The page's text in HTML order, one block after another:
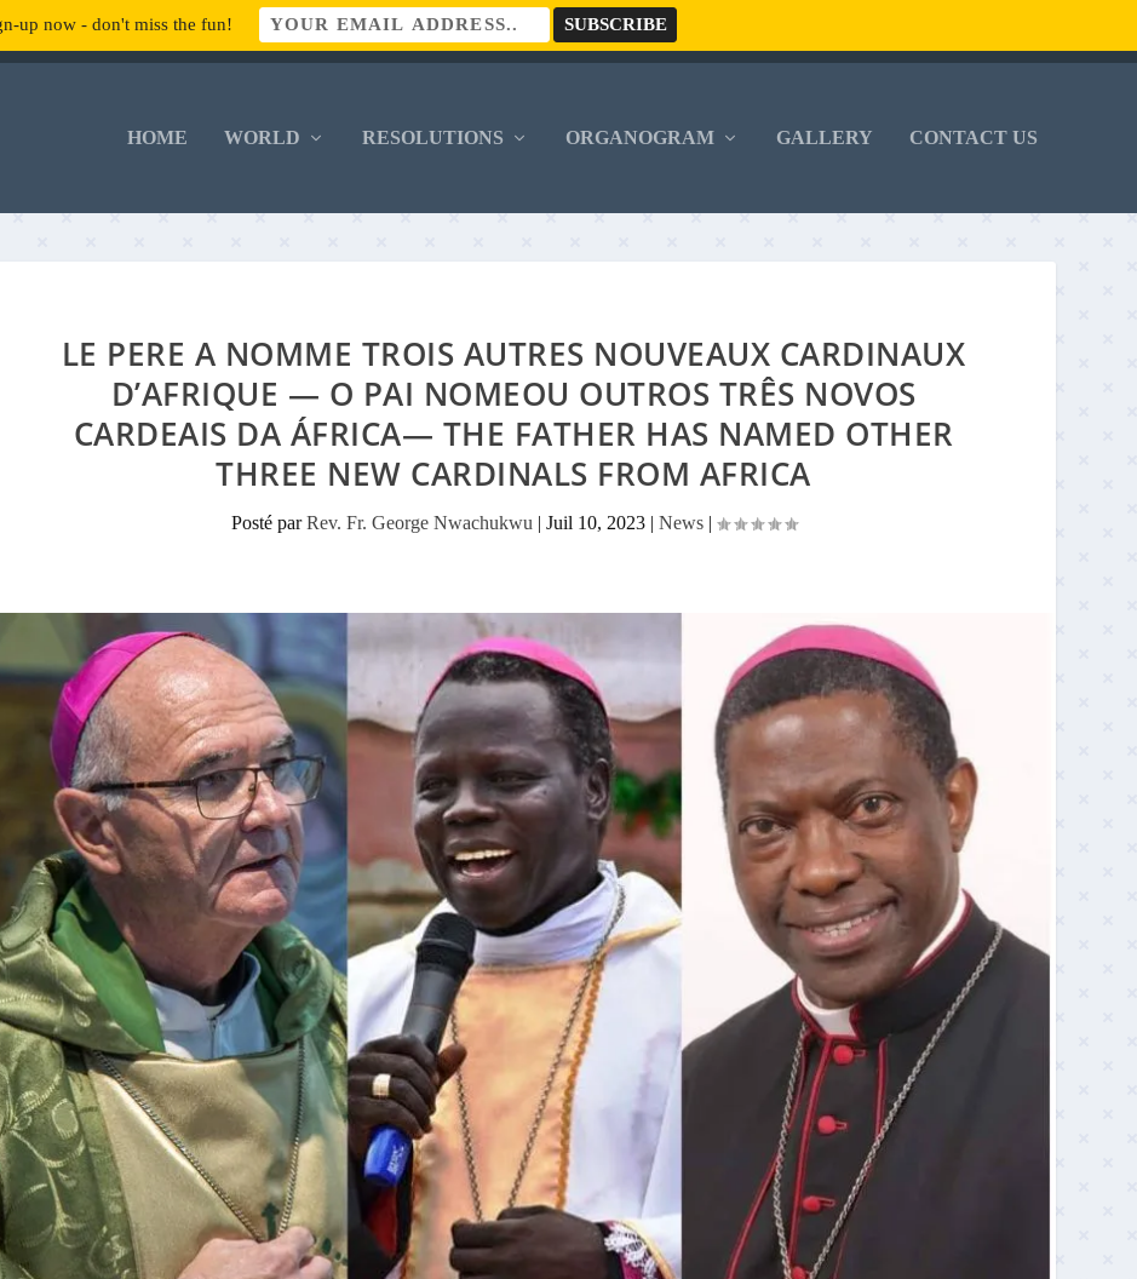
HOME WORLD RESOLUTIONS ORGANOGRAM GALLERY CONTACT US
LE PERE A NOMME TROIS AUTRES NOUVEAUX CARDINAUX
D’AFRIQUE — O PAI NOMEOU OUTROS TRÊS NOVOS
CARDEAIS DA ÁFRICA— THE FATHER HAS NAMED OTHER
THREE NEW CARDINALS FROM AFRICA
Posté parRev. Fr. George Nwachukwu | Juil 10, 2023| News|
up now - don't miss the fun!